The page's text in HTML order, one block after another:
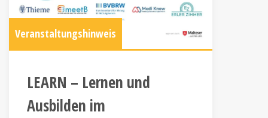
Veranstaltungshinweis
LEARN – Lernen und
Ausbilden im